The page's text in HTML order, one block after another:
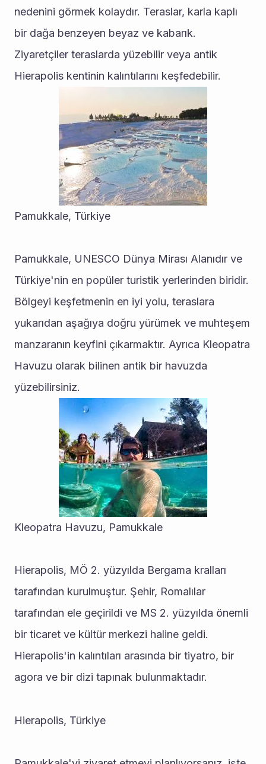
nedenini görmek kolaydır. Teraslar, karla kaplı
bir dağa benzeyen beyaz ve kabarık.
Ziyaretçiler teraslarda yüzebilir veya antik
Hierapolis kentinin kalıntılarını keşfedebilir.
Pamukkale, Türkiye
Pamukkale, UNESCO Dünya Mirası Alanıdır ve
Türkiye'nin en popüler turistik yerlerinden biridir.
Bölgeyi keşfetmenin en iyi yolu, teraslara
yukarıdan aşağıya doğru yürümek ve muhteşem
manzaranın keyfini çıkarmaktır. Ayrıca Kleopatra
Havuzu olarak bilinen antik bir havuzda
yüzebilirsiniz.
Kleopatra Havuzu, Pamukkale
Hierapolis, MÖ 2. yüzyılda Bergama kralları
tarafından kurulmuştur. Şehir, Romalılar
tarafından ele geçirildi ve MS 2. yüzyılda önemli
bir ticaret ve kültür merkezi haline geldi.
Hierapolis'in kalıntıları arasında bir tiyatro, bir
agora ve bir dizi tapınak bulunmaktadır.
Hierapolis, Türkiye